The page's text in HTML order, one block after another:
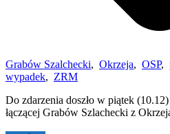
Grabów Szalchecki, Okrzeja, OSP,
wypadek, ZRM
Do zdarzenia doszło w piątek
łączącej Grabów Szlachecki z